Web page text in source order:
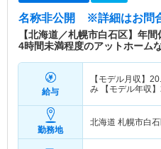
名称非公開 ※詳細はお問
【北海道／札幌市白石区】年
4時間未満程度のアットホーム
給与
【モデル月収】
み 【モデル年収】
勤務地
北海道 札幌市白